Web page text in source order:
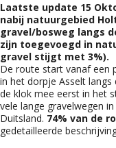
Laatste update 15
nabij natuurgebied
gravel/bosweg langs
zijn toegevoegd in
gravel stijgt met 3%).
De route start vanaf een
in het dorpje Asselt
de klok mee eerst in het
vele lange gravelwegen
Duitsland. 74% van de
gedetailleerde